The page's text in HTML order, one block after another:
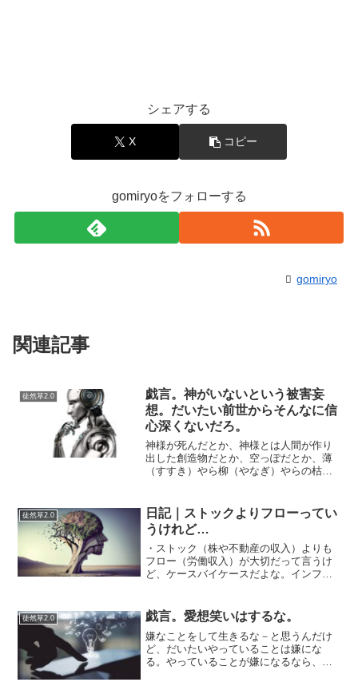
シェアする
X コピー
gomiryoをフォローする
gomiryo
関連記事
徒然草2.0
戯言。神がいないという被害妄
想。だいたい前世からそんなに信
心深くないだろ。
神様が死んだとか、神様とは人間が作り
出した創造物だとか、空っぽだとか、薄
（すすき）やら柳（やなぎ）やらの枯れ
の戯言に移ろう。落ち込んでみせたりす
るけど（私は元気です）。...
徒然草2.0
日記｜ストックよりフローってい
うけれど…
・ストック（株や不動産の収入）よりも
フロー（労働収入）が大切だって言うけ
ど、ケースバイケースだよな。インフレ
働が億劫になっていく。借金でもして株
式に突っ込んでおくのが正...
徒然草2.0 戯言。愛想笑いはするな。
嫌なことをして生きるな－と思うんだけ
ど、だいたいやっていることは嫌にな
る。やっていることが嫌になるなら、な